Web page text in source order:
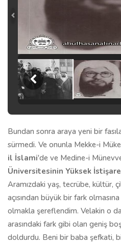
Bundan sonra araya yeni bir
sürmedi. Ve onunla Mekke-i
il İslami'de ve Medine-i
Üniversitesinin Yüksek
Aramızdaki yaş, tecrübe, kültür,
açısından büyük bir fark
olmakla şereflendim. Velakin o
arasındaki fark gibi olan geniş
doldurdu. Beni bir baba şefkati,